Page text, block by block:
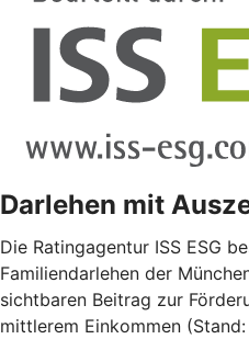
Darlehen mit
Die Ratingagentur ISS ESG
Familiendarlehen der
sichtbaren Beitrag zur
mittlerem Einkommen (Stand: